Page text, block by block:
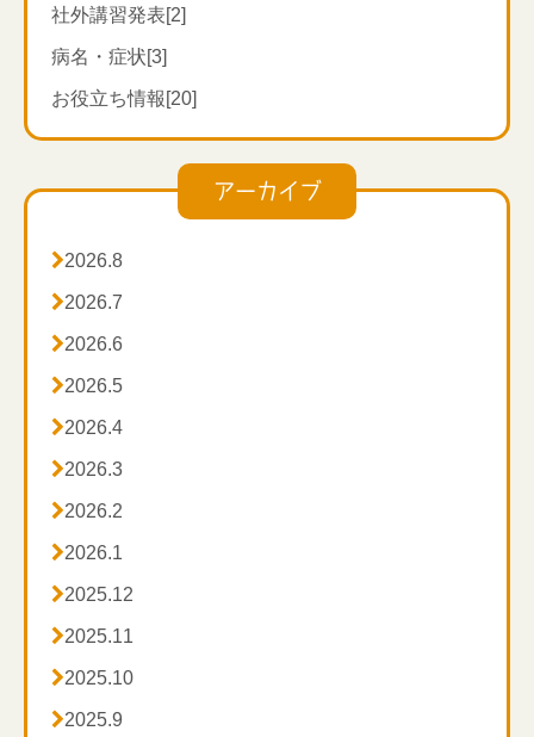
ん！」と頑なだったとか。
免疫力を上げてくれる効果があるので、積極的に押し
たり、お灸をしたりして、ウイルスに負けない身体を
ハートスマイルマッサージ
訪問鍼灸マッサージの対応地域エリアはこちら↓
◎東京都狛江市・稲城市・町田市
社外講習発表[2]
病名・症状[3]
お役立ち情報[20]
アーカイブ
2026.8
2026.7
2026.6
2026.5
2026.4
2026.3
2026.2
2026.1
2025.12
2025.11
2025.10
2025.9